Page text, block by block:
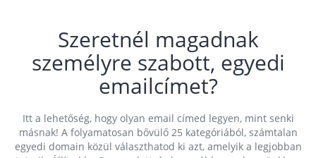
Szeretnél magadnak
személyre szabott, egyedi
emailcímet?
Itt a lehetőség, hogy olyan email címed legyen, mint senki
másnak! A folyamatosan bővülő 25 kategóriából, számtalan
egyedi domain közül választhatod ki azt, amelyik a legjobban